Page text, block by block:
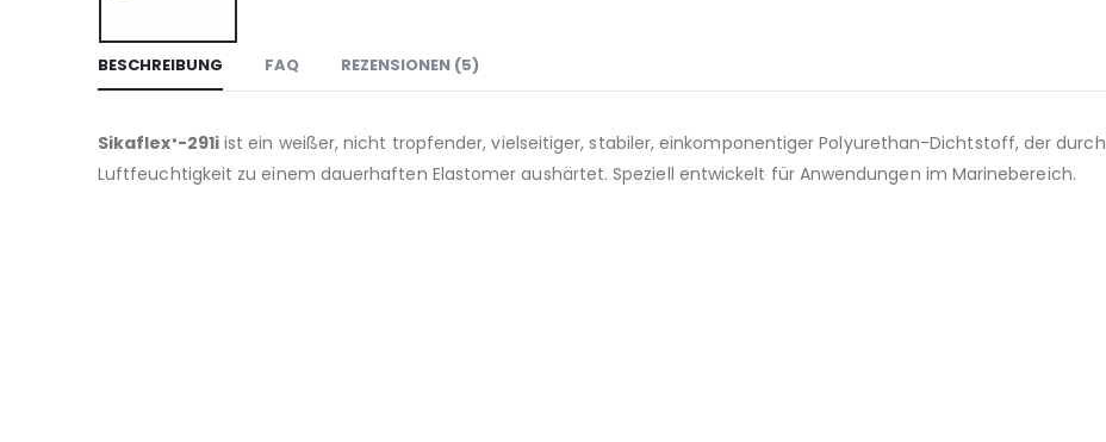
BESCHREIBUNG FAQ REZENSIONEN (5)
Sikaflex ® -291i ist ein weißer, nicht tropfender, vielseitiger, stabiler, einkomponentiger Polyurethan-Dichtstoff, der durch
Luftfeuchtigkeit zu einem dauerhaften Elastomer aushärtet. Speziell entwickelt für Anwendungen im Marinebereich.